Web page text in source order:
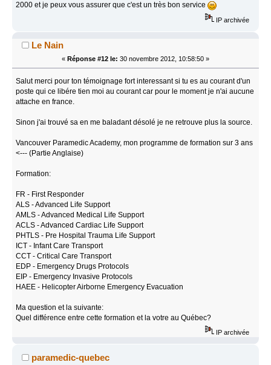
2000 et je peux vous assurer que c'est un très bon service
IP archivée
Le Nain
« Réponse #12 le: 30 novembre 2012, 10:58:50 »
Salut merci pour ton témoignage fort interessant si tu es au courant d'un
poste qui ce libére tien moi au courant car pour le moment je n'ai aucune
attache en france.
Sinon j'ai trouvé sa en me baladant désolé je ne retrouve plus la source.
Vancouver Paramedic Academy, mon programme de formation sur 3 ans
<--- (Partie Anglaise)
Formation:
FR - First Responder
ALS - Advanced Life Support
AMLS - Advanced Medical Life Support
ACLS - Advanced Cardiac Life Support
PHTLS - Pre Hospital Trauma Life Support
ICT - Infant Care Transport
CCT - Critical Care Transport
EDP - Emergency Drugs Protocols
EIP - Emergency Invasive Protocols
HAEE - Helicopter Airborne Emergency Evacuation
Ma question et la suivante:
Quel différence entre cette formation et la votre au Québec?
IP archivée
paramedic-quebec